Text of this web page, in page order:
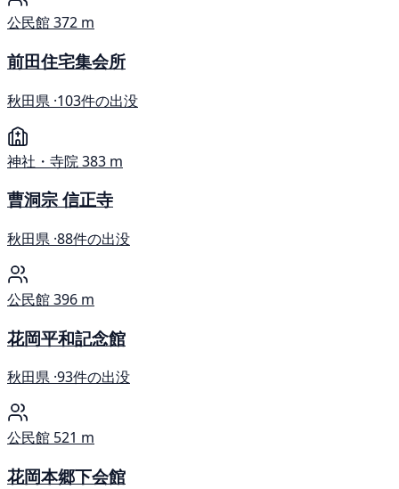
公民館372 m
前田住宅集会所
秋田県 ·103件の出没
神社・寺院383 m
曹洞宗 信正寺
秋田県 ·88件の出没
公民館396 m
花岡平和記念館
秋田県 ·93件の出没
公民館 521 m
花岡本郷下会館